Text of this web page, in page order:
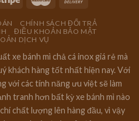
CHÍNH SÁCH ĐỔI TRẢ
ĐIỀU KHOẢN BẢO MẬT
DỊCH VỤ
xe bánh mì chả cá inox giá rẻ mà
khách hàng tốt nhất hiện nay. Với
với các tính năng ưu việt sẽ làm
tranh hơn bất kỳ xe bánh mì nào
chất lượng lên hàng đầu, vì vậy